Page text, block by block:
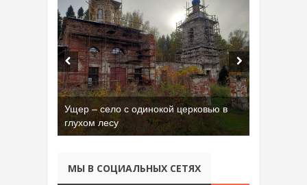
Бывшая танковая часть имени Сухэ-
Батора во Владимире
МЫ В СОЦИАЛЬНЫХ СЕТЯХ